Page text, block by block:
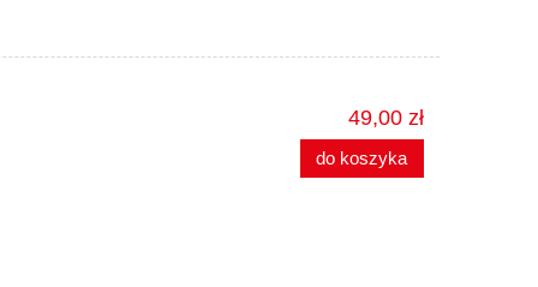
49,00 zł
do koszyka